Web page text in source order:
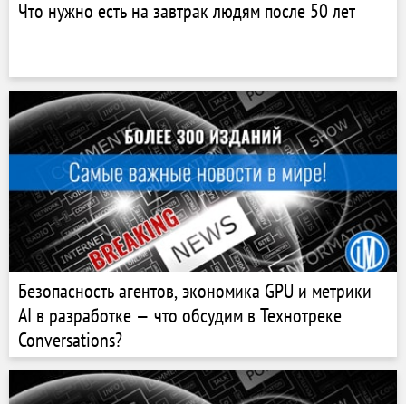
Что нужно есть на завтрак людям после 50 лет
Безопасность агентов, экономика GPU и метрики
AI в разработке — что обсудим в Технотреке
Conversations?